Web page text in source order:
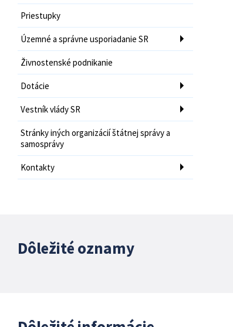
Priestupky
Územné a správne usporiadanie SR
Živnostenské podnikanie
Dotácie
Vestník vlády SR
Stránky iných organizácií štátnej správy a
samosprávy
Kontakty
Dôležité oznamy